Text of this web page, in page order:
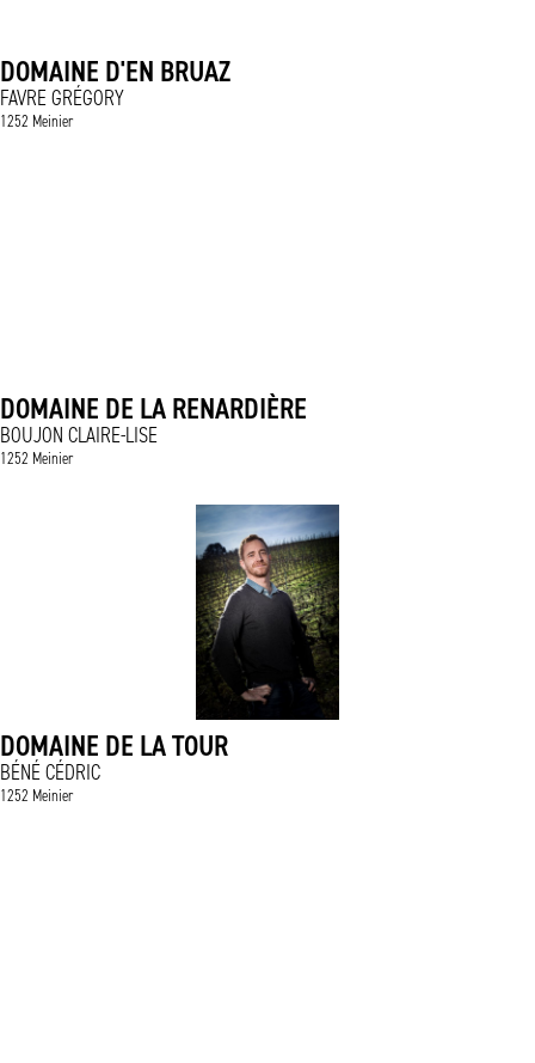
DOMAINE D'EN BRUAZ
FAVRE GRÉGORY
1252 Meinier
DOMAINE DE LA RENARDIÈRE
BOUJON CLAIRE-LISE
1252 Meinier
DOMAINE DE LA TOUR
BÉNÉ CÉDRIC
1252 Meinier